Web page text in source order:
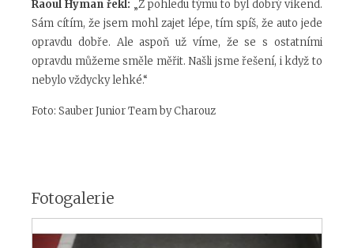
Raoul Hyman řekl: „Z pohledu týmu to byl dobrý víkend.
Sám cítím, že jsem mohl zajet lépe, tím spíš, že auto jede
opravdu dobře. Ale aspoň už víme, že se s ostatními
opravdu můžeme směle měřit. Našli jsme řešení, i když to
nebylo vždycky lehké.“
Foto: Sauber Junior Team by Charouz
Fotogalerie